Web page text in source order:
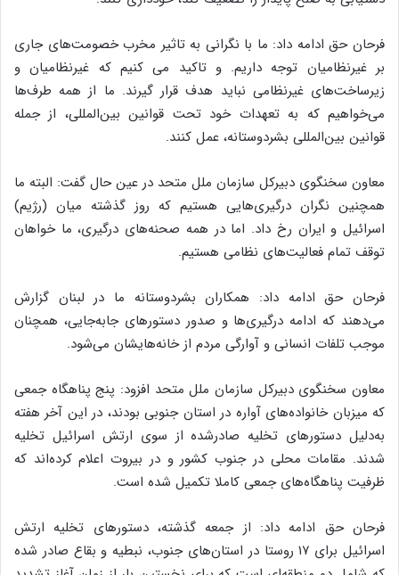
فرحان حق ادامه داد: ما با نگرانی به تاثیر مخرب خصومت‌های جاری
بر غیرنظامیان توجه داریم. و تاکید می کنیم که غیرنظامیان و
زیرساخت‌های غیرنظامی نباید هدف قرار گیرند. ما از همه طرف‌ها
می‌خواهیم که به تعهدات خود تحت قوانین بین‌المللی، از جمله
قوانین بین‌المللی بشردوستانه، عمل کنند.
معاون سخنگوی دبیرکل سازمان ملل متحد در عین حال گفت: البته ما
همچنین نگران درگیری‌هایی هستیم که روز گذشته میان (رژیم)
اسرائیل و ایران رخ داد. اما در همه صحنه‌های درگیری، ما خواهان
توقف تمام فعالیت‌های نظامی هستیم.
فرحان حق ادامه داد: همکاران بشردوستانه ما در لبنان گزارش
می‌دهند که ادامه درگیری‌ها و صدور دستورهای جابه‌جایی، همچنان
موجب تلفات انسانی و آوارگی مردم از خانه‌هایشان می‌شود.
معاون سخنگوی دبیرکل سازمان ملل متحد افزود: پنج پناهگاه جمعی
که میزبان خانواده‌های آواره در استان جنوبی بودند، در این آخر هفته
به‌دلیل دستورهای تخلیه صادرشده از سوی ارتش اسرائیل تخلیه
شدند. مقامات محلی در جنوب کشور و در بیروت اعلام کرده‌اند که
ظرفیت پناهگاه‌های جمعی کاملا تکمیل شده است.
فرحان حق ادامه داد: از جمعه گذشته، دستورهای تخلیه ارتش
اسرائیل برای ۱۷ روستا در استان‌های جنوب، نبطیه و بقاع صادر شده